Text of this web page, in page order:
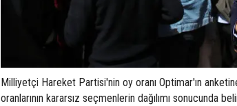
Milliyetçi Hareket Partisi'nin oy oranı Optimar'ın
oranlarının kararsız seçmenlerin dağılımı sonucunda